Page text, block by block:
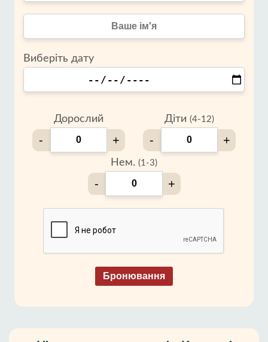
Виберіть дату
Дорослий
- +
Діти (4-12)
- +
Нем. (1-3)
- +
Бронювання